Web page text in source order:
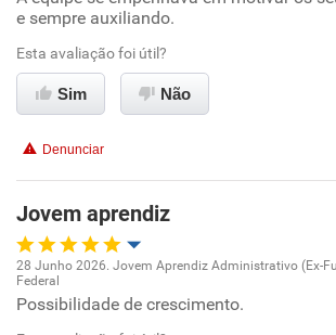
Recomenda esta empresa
Recomenda a diretoria
e sempre auxiliando.
Esta avaliação foi útil?
Sim Não
Denunciar
Jovem aprendiz
Oportunidade de promoção
28 Junho 2026. Jovem Aprendiz Administrativo (Ex-
Federal
Possibilidade de crescimento.